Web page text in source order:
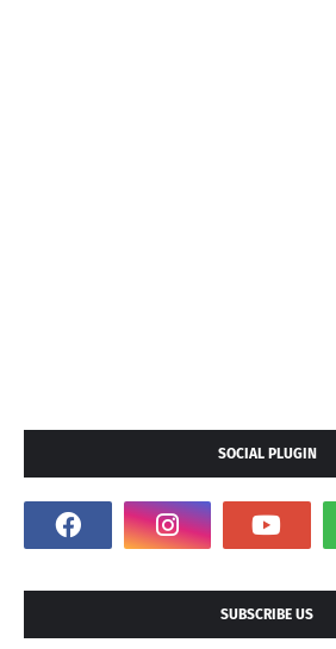
SOCIAL PLUGIN
SUBSCRIBE US